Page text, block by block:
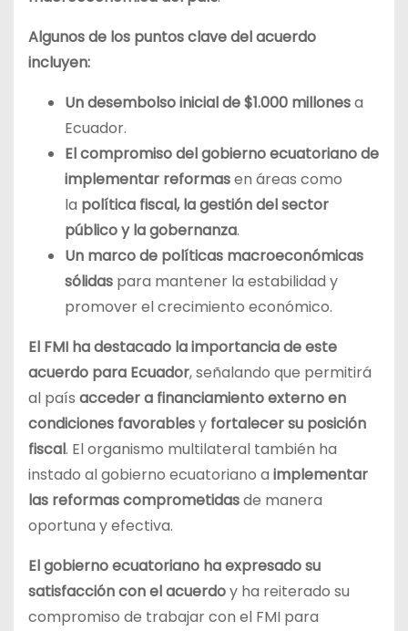
Algunos de los puntos clave del acuerdo
incluyen:
Un desembolso inicial de $1.000 millonesa
Ecuador.
El compromiso del gobierno ecuatoriano de
implementar reformasen áreas como
la política fiscal, la gestión del sector
público y la gobernanza.
Un marco de políticas macroeconómicas
sólidas para mantener la estabilidad y
promover el crecimiento económico.
El FMI ha destacado la importancia de este
acuerdo para Ecuador, señalando que permitirá
al país acceder a financiamiento externo en
condiciones favorablesy fortalecer su posición
fiscal. El organismo multilateral también ha
instado al gobierno ecuatoriano a implementar
las reformas comprometidasde manera
oportuna y efectiva.
El gobierno ecuatoriano ha expresado su
satisfacción con el acuerdoy ha reiterado su
compromiso de trabajar con el FMI para